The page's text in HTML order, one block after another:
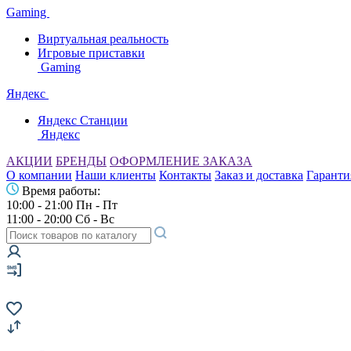
Gaming
Виртуальная реальность
Игровые приставки
Gaming
Яндекс
Яндекс Станции
Яндекс
АКЦИИ БРЕНДЫ ОФОРМЛЕНИЕ ЗАКАЗА
О компании Наши клиенты Контакты Заказ и доставка
Время работы:
10:00 - 21:00 Пн - Пт
11:00 - 20:00 Сб - Вс